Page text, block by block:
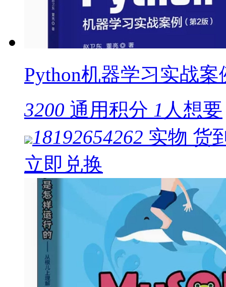
Python机器学习实战案
3200 通用积分 1 人想要
18192654262 实物 货
立即兑换